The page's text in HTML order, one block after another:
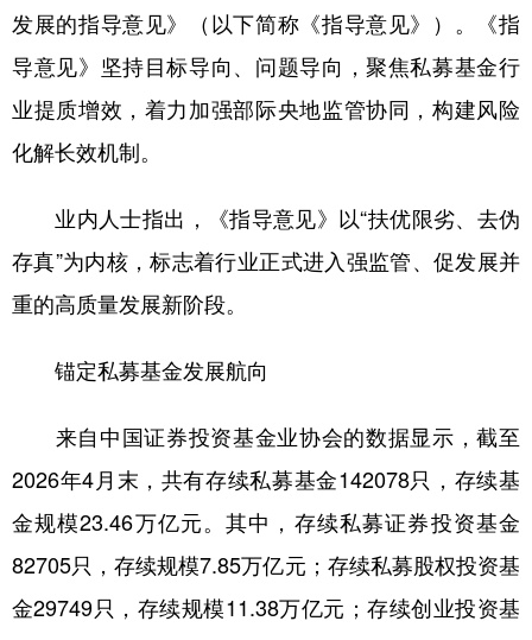
法律 中央文件 金融 汽车
食品 人居 信息化 数字经济
学术中国
彩票 娱乐 时尚 悦读
公益 一带一路
地方频道
北京 天津 河北 山西
安徽 江西
发展的指导意见》（以下简称《指导意见》）。《指
导意见》坚持目标导向、问题导向，聚焦私募基金行
业提质增效，着力加强部际央地监管协同，构建风险
化解长效机制。
业内人士指出，《指导意见》以“扶优限劣、去伪
存真”为内核，标志着行业正式进入强监管、促发展并
重的高质量发展新阶段。
锚定私募基金发展航向
来自中国证券投资基金业协会的数据显示，截至
2026年4月末，共有存续私募基金142078只，存续基
金规模23.46万亿元。其中，存续私募证券投资基金
82705只，存续规模7.85万亿元；存续私募股权投资基
金29749只，存续规模11.38万亿元；存续创业投资基